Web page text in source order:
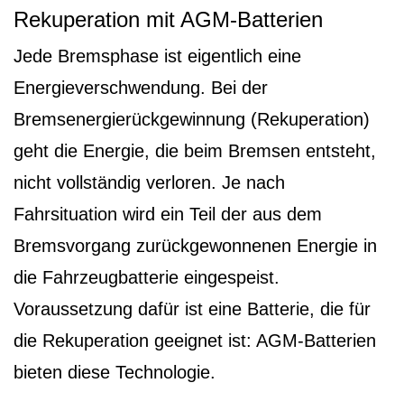
Rekuperation mit AGM-Batterien
Jede Bremsphase ist eigentlich eine
Energieverschwendung. Bei der
Bremsenergierückgewinnung (Rekuperation)
geht die Energie, die beim Bremsen entsteht,
nicht vollständig verloren. Je nach
Fahrsituation wird ein Teil der aus dem
Bremsvorgang zurückgewonnenen Energie in
die Fahrzeugbatterie eingespeist.
Voraussetzung dafür ist eine Batterie, die für
die Rekuperation geeignet ist: AGM-Batterien
bieten diese Technologie.